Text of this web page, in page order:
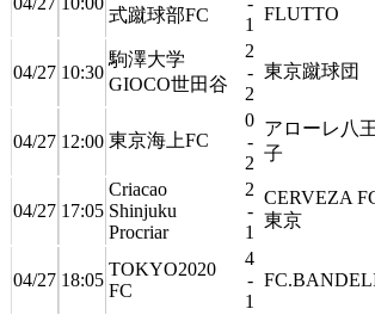
式蹴球部FC
1
FLUTTO
04/27 10:30
駒澤大学
GIOCO世田谷
2
-
2
東京蹴球団
04/27 12:00 東京海上FC
0
-
2
アローレ八
子
04/27 17:05
Criacao
Shinjuku
Procriar
2
-
1
CERVEZA
東京
04/27 18:05
TOKYO2020
FC
4
-
1